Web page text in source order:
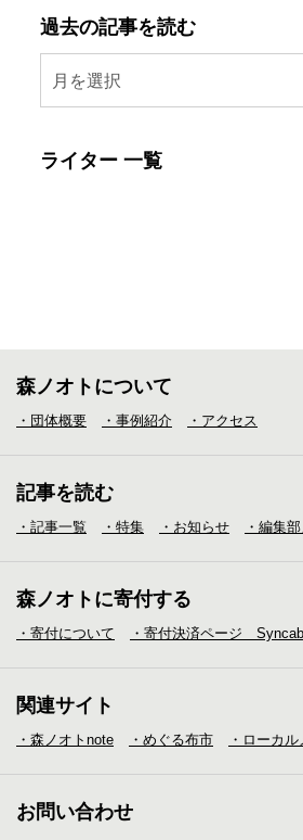
過去の記事を読む
月を選択
ライター 一覧
森ノオトについて
・団体概要 ・事例紹介 ・アクセス
記事を読む
・記事一覧 ・特集 ・お知らせ ・編集
森ノオトに寄付する
・寄付について ・寄付決済ページ
関連サイト
・森ノオトnote ・めぐる布市 ・ローカ
お問い合わせ